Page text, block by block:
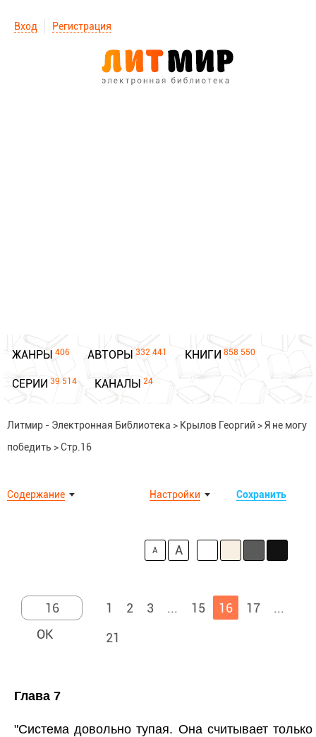
Вход Регистрация
ЖАНРЫ 406 АВТОРЫ 332 441 КНИГИ 858 550
СЕРИИ 39 514 КАНАЛЫ 24
Литмир - Электронная Библиотека > Крылов Георгий >Я не могу
победить >Стр.16
Содержание Сохранить
Настройки
A A
1 2 3 ... 15 16 17
...
21
Глава 7
"Система довольно тупая. Она считывает только